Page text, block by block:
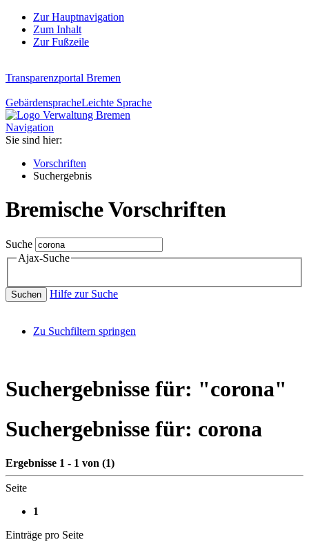
Zur Hauptnavigation
Zum Inhalt
Zur Fußzeile
Transparenzportal Bremen
GebärdenspracheLeichte Sprache
Navigation
Sie sind hier:
Vorschriften
Suchergebnis
Bremische Vorschriften
Suche
Ajax-Suche
Suchen Hilfe zur Suche
Zu Suchfiltern springen
Suchergebnisse für: "corona"
Suchergebnisse für: corona
Ergebnisse 1 - 1 von (1)
Seite
1
Einträge pro Seite